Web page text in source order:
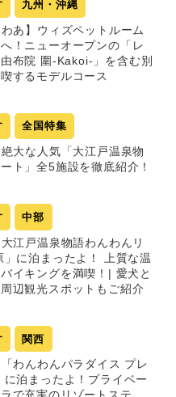
九州・沖縄
あ】ウィズペットルーム
！ニューオープンの「レ
布院 圍-Kakoi-」を含む別
するモデルコース
全国特集
大な人気「大江戸温泉物
ト」全5施設を徹底紹介！
中部
江戸温泉物語わんわんリ
」に泊まったよ！ 上質な温
イキングを満喫！| 愛犬と
辺観光スポットもご紹介
関西
わんわんパラダイス プレ
に泊まったよ！プライベー